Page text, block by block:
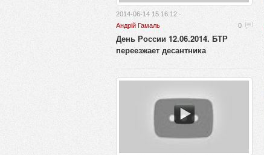
2014-06-14 15:16:12 ·
Андрій Гамаль
0
День России 12.06.2014. БТР
переезжает десантника